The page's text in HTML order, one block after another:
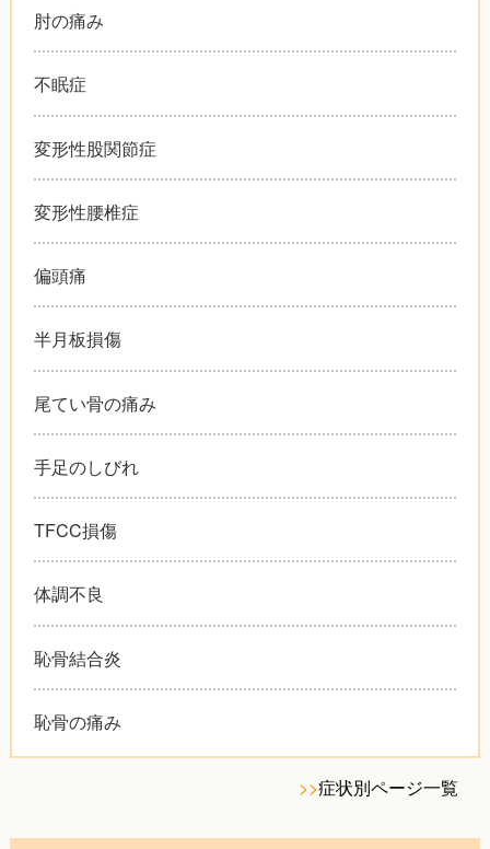
肘の痛み
不眠症
変形性股関節症
変形性腰椎症
偏頭痛
半月板損傷
尾てい骨の痛み
手足のしびれ
TFCC損傷
体調不良
恥骨結合炎
恥骨の痛み
>>症状別ページ一覧